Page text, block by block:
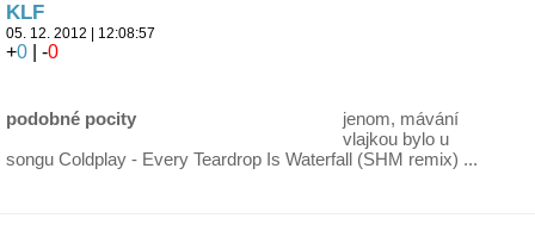
KLF
05. 12. 2012 | 12:08:57
+0 | -0
podobné pocity
jenom, mávání
vlajkou bylo u
songu Coldplay - Every Teardrop Is Waterfall (SHM remix) ...